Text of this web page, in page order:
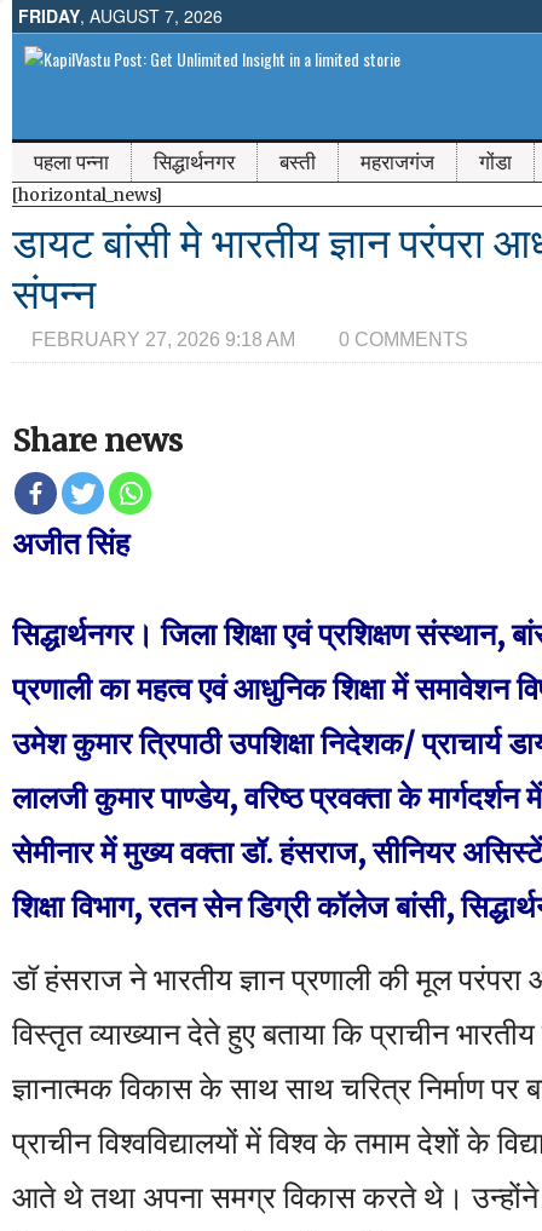
FRIDAY, AUGUST 7, 2026
पहला पन्ना सिद्धार्थनगर बस्ती महराजगंज गोंडा
[horizontal_news]
डायट बांसी मे भारतीय ज्ञान परंपरा
संपन्न
FEBRUARY 27, 2026 9:18 AM 0 COMMENTS
Share news
अजीत सिंह
सिद्धार्थनगर। जिला शिक्षा एवं प्रशिक्षण संस्थान,
प्रणाली का महत्व एवं आधुनिक शिक्षा में समावेशन
उमेश कुमार त्रिपाठी उपशिक्षा निदेशक/ प्राचार्य
लालजी कुमार पाण्डेय, वरिष्ठ प्रवक्ता के
सेमीनार में मुख्य वक्ता डॉ. हंसराज, सीनियर
शिक्षा विभाग, रतन सेन डिग्री कॉलेज बांसी,
डॉ हंसराज ने भारतीय ज्ञान प्रणाली की मूल
विस्तृत व्याख्यान देते हुए बताया कि प्राचीन
ज्ञानात्मक विकास के साथ साथ चरित्र निर्माण पर
प्राचीन विश्वविद्यालयों में विश्व के तमाम देशों के
आते थे तथा अपना समग्र विकास करते थे। उन्होंने